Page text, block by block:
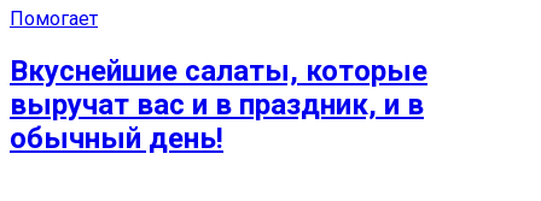
Помогает
Вкуснейшие салаты, которые
выручат вас и в праздник, и в
обычный день!